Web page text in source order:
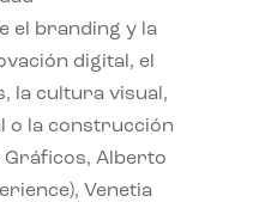
el branding y la
digital, el
la cultura visual,
o la construcción
Gráficos, Alberto
Venetia